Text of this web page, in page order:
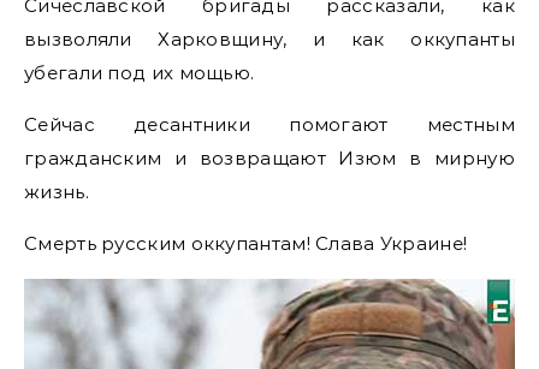
Сичеславской бригады рассказали, как
вызволяли Харковщину, и как оккупанты
убегали под их мощью.
Сейчас десантники помогают местным
гражданским и возвращают Изюм в мирную
жизнь.
Смерть русским оккупантам! Слава Украине!